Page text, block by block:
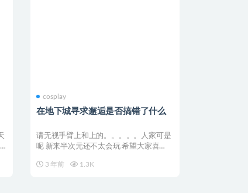
cosplay
在地下城寻求邂逅是否搞错了什么
请无视手臂上和上的。。。。。人家可是
呢 新来半次元还不太会玩 希望大家喜
3 年前
1.3K